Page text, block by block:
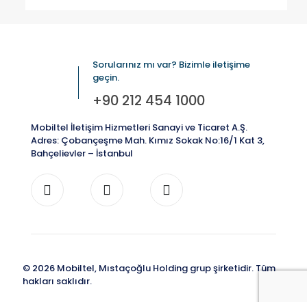
Sorularınız mı var? Bizimle iletişime
geçin.
+90 212 454 1000
Mobiltel İletişim Hizmetleri Sanayi ve Ticaret A.Ş.
Adres: Çobançeşme Mah. Kımız Sokak No:16/1 Kat 3,
Bahçelievler – İstanbul
© 2026 Mobiltel, Mıstaçoğlu Holding grup şirketidir. Tüm
hakları saklıdır.